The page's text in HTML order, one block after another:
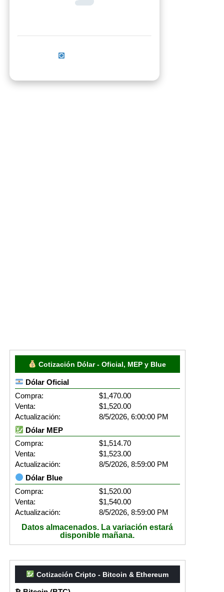
Cotización Dólar - Oficial, MEP y Blue
Dólar Oficial
Compra:
$1,470.00
Venta:
$1,520.00
Actualización:
8/5/2026, 6:00:00 PM
Dólar MEP
Compra:
$1,514.70
Venta:
$1,523.00
Actualización:
8/5/2026, 8:59:00 PM
Dólar Blue
Compra:
$1,520.00
Venta:
$1,540.00
Actualización:
8/5/2026, 8:59:00 PM
Datos almacenados. La variación estará
disponible mañana.
Cotización Cripto - Bitcoin & Ethereum